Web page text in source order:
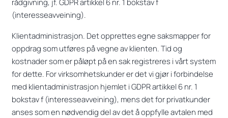
rådgivning, jf. GDPR artikkel 6 nr. 1 bokstav f
(interesseavveining).
Klientadministrasjon. Det opprettes egne saksmapper for
oppdrag som utføres på vegne av klienten. Tid og
kostnader som er påløpt på en sak registreres i vårt system
for dette. For virksomhetskunder er det vi gjør i forbindelse
med klientadministrasjon hjemlet i GDPR artikkel 6 nr. 1
bokstav f (interesseavveining), mens det for privatkunder
anses som en nødvendig del av det å oppfylle avtalen med